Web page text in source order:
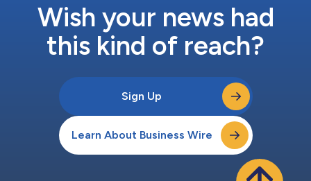
Wish your news had
this kind of reach?
Sign Up
Learn About Business Wire